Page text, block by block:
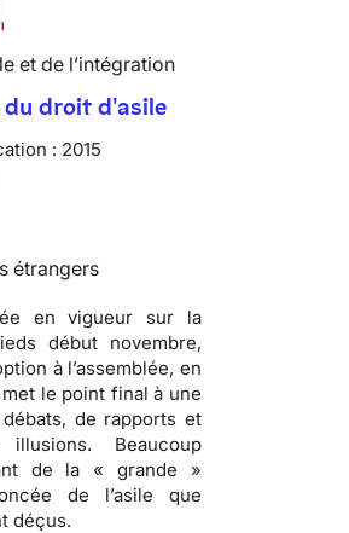
et de l’intégration
du droit d'asile
: 2015
étrangers
en vigueur sur la
début novembre,
à l’assemblée, en
le point final à une
de rapports et
Beaucoup
de la « grande »
de l’asile que
déçus.